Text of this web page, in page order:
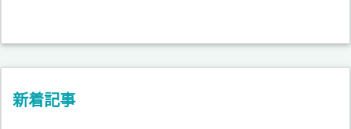
新着記事